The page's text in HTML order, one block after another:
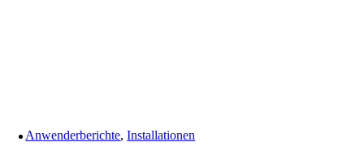
Anwenderberichte,Installationen